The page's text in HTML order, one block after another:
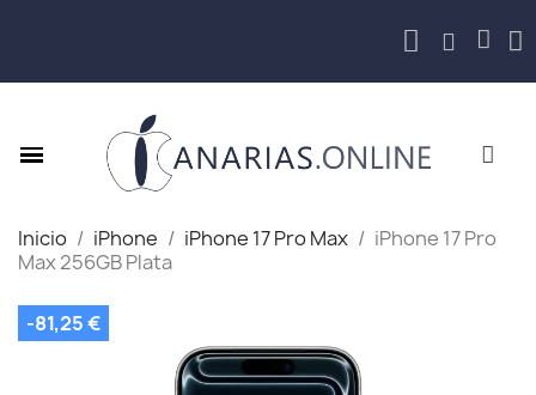
Inicio iPhone iPhone 17 Pro Max
iPhone 17 Pro
Max 256GB Plata
-81,25 €